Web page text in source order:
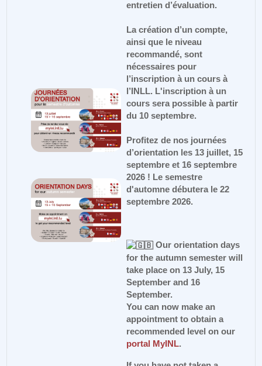
entretien d’évaluation.
La création d’un compte,
ainsi que le niveau
recommandé, sont
nécessaires pour
l’inscription à un cours à
l’INLL. L'inscription à un
cours sera possible à partir
du 10 septembre.
Profitez de nos journées
d’orientation les 13 juillet, 15
septembre et 16 septembre
2026 ! Le semestre
d'automne débutera le 22
septembre 2026.
Our orientation days
for the autumn semester will
take place on 13 July, 15
September and 16
September.
You can now make an
appointment to obtain a
recommended level on our
portal MyINL.